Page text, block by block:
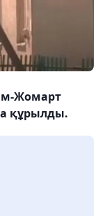
Жомарт
құрылды.